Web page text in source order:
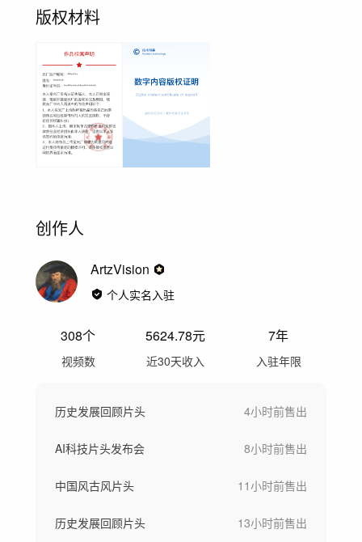
版权材料
创作人
ArtzVision
个人实名入驻
308个
视频数
5624.78元
近30天收入
7年
入驻年限
历史发展回顾片头 4小时前售出
AI科技片头发布会 8小时前售出
中国风古风片头 11小时前售出
历史发展回顾片头 13小时前售出